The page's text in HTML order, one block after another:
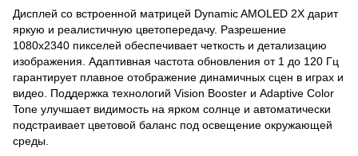
Дисплей со встроенной матрицей Dynamic AMOLED 2X дарит
яркую и реалистичную цветопередачу. Разрешение
1080х2340 пикселей обеспечивает четкость и детализацию
изображения. Адаптивная частота обновления от 1 до 120 Гц
гарантирует плавное отображение динамичных сцен в играх и
видео. Поддержка технологий Vision Booster и Adaptive Color
Tone улучшает видимость на ярком солнце и автоматически
подстраивает цветовой баланс под освещение окружающей
среды.